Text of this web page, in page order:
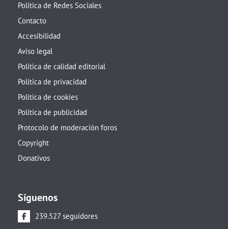
Política de Redes Sociales
Contacto
Accesibilidad
Aviso legal
Política de calidad editorial
Política de privacidad
Política de cookies
Política de publicidad
Protocolo de moderación foros
Copyright
Donativos
Síguenos
239.527 seguidores